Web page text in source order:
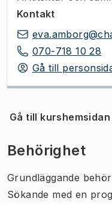
Kontakt
070-718 10 28
Gå till
Gå till kurshemsidan
(Öppnas i ny flik)
Behörighet
Grundläggande
Sökande med en